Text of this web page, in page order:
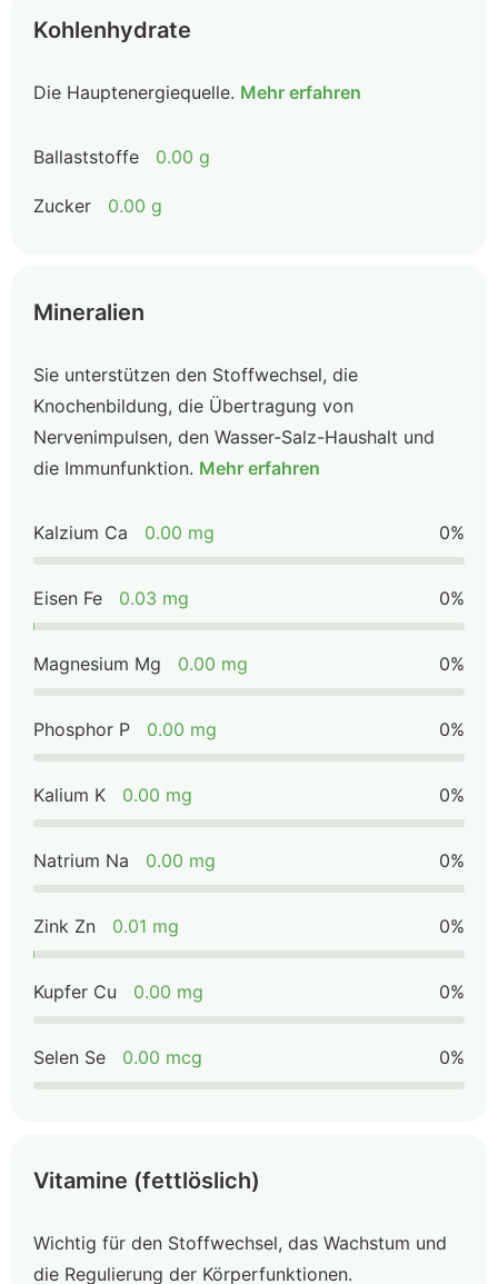
Kohlenhydrate
Die Hauptenergiequelle. Mehr erfahren
Ballaststoffe 0.00 g
Zucker 0.00 g
Mineralien
Sie unterstützen den Stoffwechsel, die
Knochenbildung, die Übertragung von
Nervenimpulsen, den Wasser-Salz-Haushalt und
die Immunfunktion. Mehr erfahren
Kalzium Ca 0.00 mg 0%
Eisen Fe 0.03 mg 0%
Magnesium Mg 0.00 mg 0%
Phosphor P 0.00 mg 0%
Kalium K 0.00 mg 0%
Natrium Na 0.00 mg 0%
Zink Zn 0.01 mg 0%
Kupfer Cu 0.00 mg 0%
Selen Se 0.00 mcg 0%
Vitamine (fettlöslich)
Wichtig für den Stoffwechsel, das Wachstum und
die Regulierung der Körperfunktionen.